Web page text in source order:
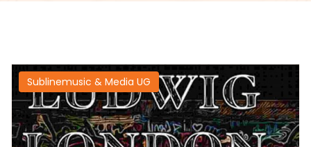
Sublinemusic & Media UG